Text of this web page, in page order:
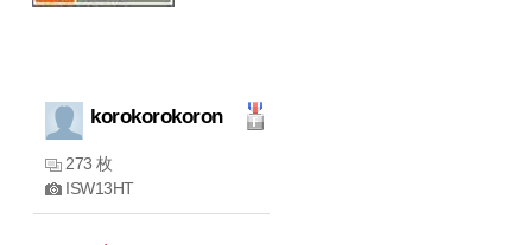
korokorokoron
273 枚
ISW13HT